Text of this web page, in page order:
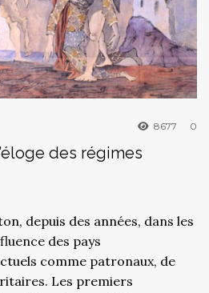
8677 0
des régimes
depuis des années, dans les
des pays
comme patronaux, de
Les premiers